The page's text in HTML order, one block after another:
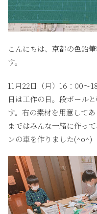
こんにちは、京都の色鉛
す。
11月22日（月）16：00
日は工作の日。段ボール
す。右の素材を用意して
まではみんな一緒に作っ
ンの車を作りました(^o^)